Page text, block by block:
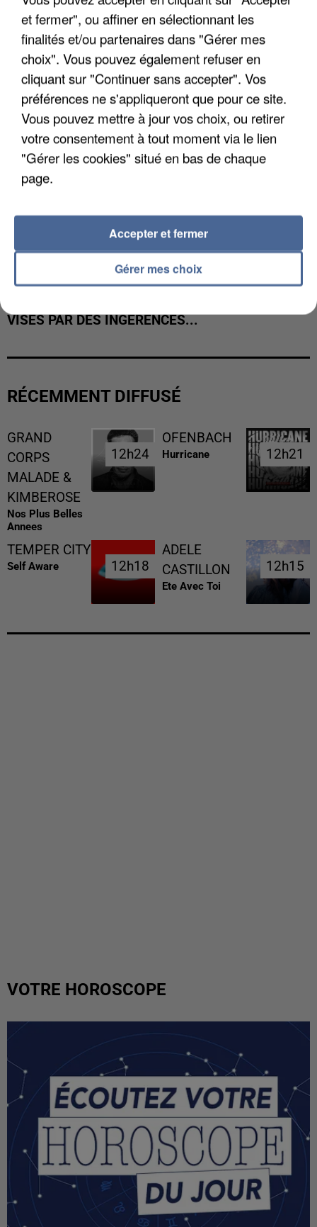
LES DONNÉES DE 300 000 CLIENTS DÉROBÉES À
INTERMARCHÉ APRÈS UNE...
VISÉS PAR DES INGÉRENCES...
RÉCEMMENT DIFFUSÉ
GRAND
CORPS
MALADE &
KIMBEROSE
Nos Plus Belles
Annees
12h24
12h24
OFENBACH
Hurricane 12h21
12h21
TEMPER CITY
Self Aware 12h18
12h18
ADELE
CASTILLON
Ete Avec Toi
12h15
12h15
VOTRE HOROSCOPE
et fermer", ou affiner en sélectionnant les
finalités et/ou partenaires dans "Gérer mes
choix". Vous pouvez également refuser en
cliquant sur "Continuer sans accepter". Vos
préférences ne s'appliqueront que pour ce site.
Vous pouvez mettre à jour vos choix, ou retirer
votre consentement à tout moment via le lien
"Gérer les cookies" situé en bas de chaque
page.
Gérer mes choix
Accepter et fermer